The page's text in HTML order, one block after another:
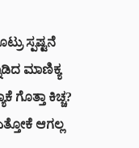
ಸ್ಪಷ್ಟನೆ
ಮಾಣಿಕ್ಯ
ಕಿಚ್ಚ?
ಆಗಲ್ಲ